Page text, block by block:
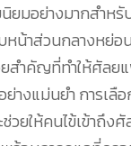
นิยมอย่างมากสำ
น้าส่วนกลางหย่อ
ยสำคัญที่ทำให้ศัลย
ย่างแม่นยำ การเลื
ช่วยให้คนไข้เข้าถึ